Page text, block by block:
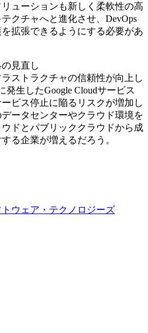
ューションも新しく柔軟性の高
クチャへと進化させ、DevOps
拡張できるようにする必要があ
見直し
ストラクチャの信頼性が向上し
発生したGoogle Cloudサービス
ビス停止に陥るリスクが増加し
ータセンターやクラウド環境を
ドとパブリッククラウドから成
る企業が増えるだろう。
ウェア・テクノロジーズ